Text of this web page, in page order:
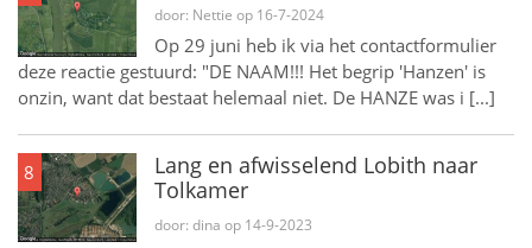
door: Nettie op 16-7-2024
Op 29 juni heb ik via het contactformulier
deze reactie gestuurd: "DE NAAM!!! Het begrip 'Hanzen' is
onzin, want dat bestaat helemaal niet. De HANZE was i [...]
8
Lang en afwisselend Lobith naar
Tolkamer
door: dina op 14-9-2023